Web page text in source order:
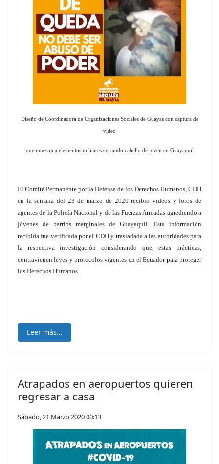
Diseño de Coordinadora de Organizaciones Sociales de Guayas con captura de
video
que muestra a elementos militares cortando cabello de joven en Guayaquil
El Comité Permanente por la Defensa de los Derechos Humanos, CDH
en la semana del 23 de marzo de 2020 recibió videos y fotos de
agentes de la Policía Nacional y de las Fuerzas Armadas agrediendo a
jóvenes de barrios marginales de Guayaquil. Esta información
recibida fue verificada por el CDH y trasladada a las autoridades para
la respectiva investigación considerando que, estas prácticas,
contravienen leyes y protocolos vigentes en el Ecuador para proteger
los Derechos Humanos.
Leer más…
Atrapados en aeropuertos quieren
regresar a casa
Sábado, 21 Marzo 2020 00:13